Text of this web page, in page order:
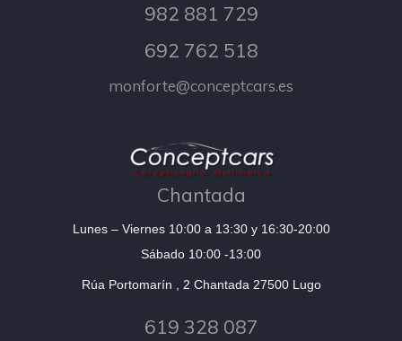
982 881 729
692 762 518
monforte@conceptcars.es
Chantada
Lunes – Viernes 10:00 a 13:30 y 16:30-20:00
Sábado 10:00 -13:00
Rúa Portomarín , 2 Chantada 27500 Lugo
619 328 087